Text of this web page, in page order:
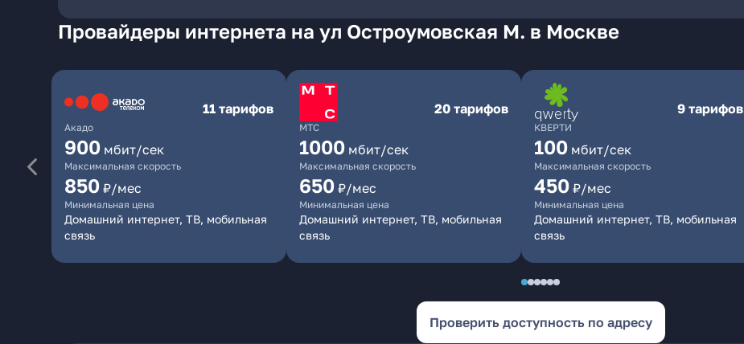
Провайдеры интернета на ул Остроумовская М. в Москве
Акадо
11 тарифов
900 мбит/сек
Максимальная скорость
850 ₽/мес
Минимальная цена
Домашний интернет, ТВ, мобильная
связь
МТС
20 тарифов
1000 мбит/сек
Максимальная скорость
650 ₽/мес
Минимальная цена
Домашний интернет, ТВ, мобильная
связь
КВЕРТИ
9 тарифов
100 мбит/сек
Максимальная скорость
450 ₽/мес
Минимальная цена
Домашний интернет, ТВ, мобильная
связь
Проверить доступность по адресу